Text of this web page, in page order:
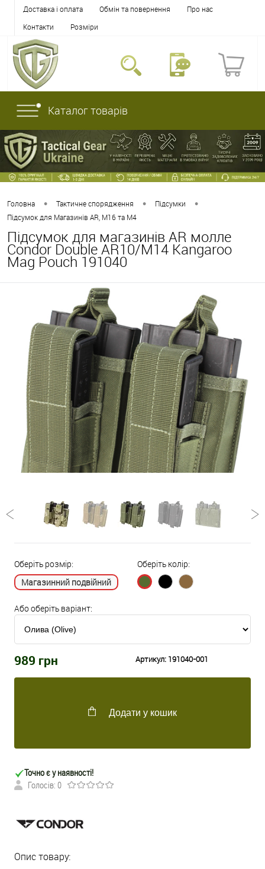
Доставка і оплата Обмін та повернення
Про нас
Контакти
Розміри
Каталог товарів
Головна • Тактичне спорядження • Підсумки •
Підсумок для Магазинів AR, M16 та M4
Підсумок для магазинів AR молле
Condor Double AR10/M14 Kangaroo
Mag Pouch 191040
Оберіть розмір:
Магазинний подвійний
Оберіть колір:
Або оберіть варіант:
989 грн Артикул: 191040-001
Додати у кошик
Точно є у наявності!
Голосів: 0
Опис товару: